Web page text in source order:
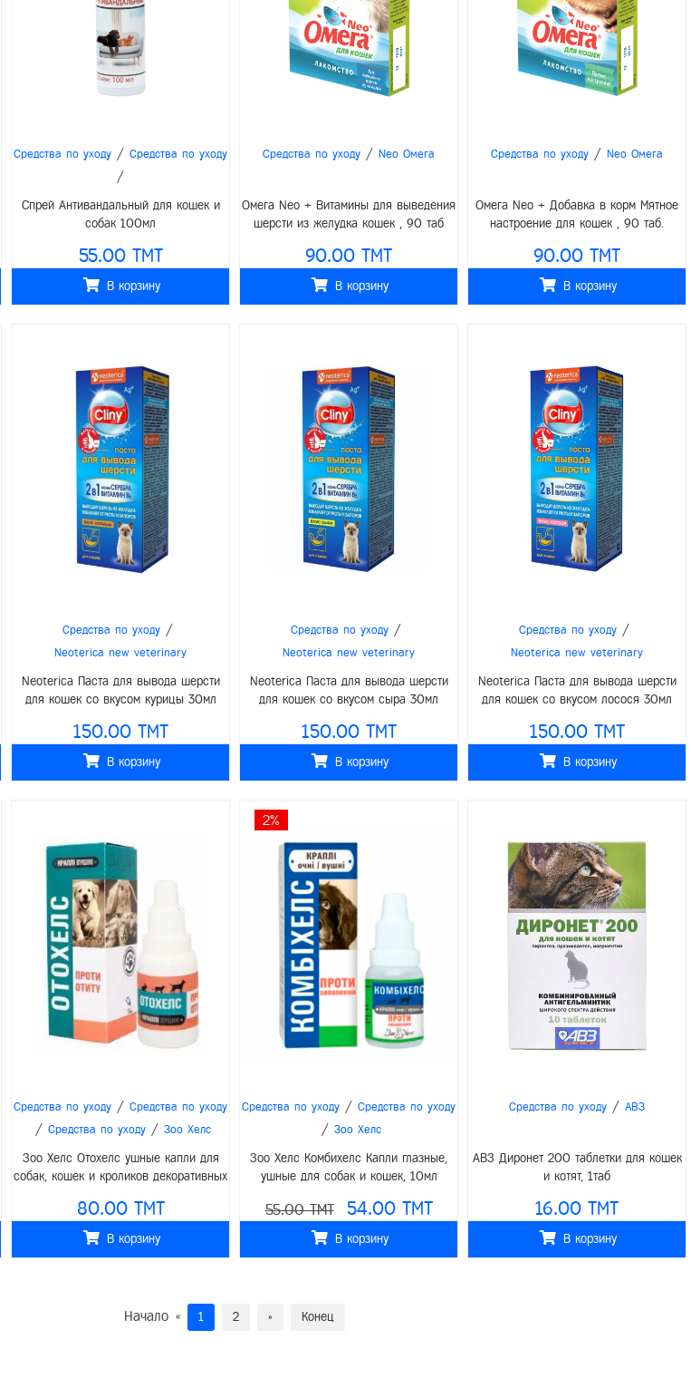
Средства по уходу / Средства по уходу
/
Спрей Антивандальный для кошек и
собак 100мл
55.00 TMT
В корзину
Средства по уходу / Neo Омега
Омега Neo + Витамины для выведения
шерсти из желудка кошек , 90 таб
90.00 TMT
В корзину
Средства по уходу / Neo Омега
Омега Neo + Добавка в корм Мятное
настроение для кошек , 90 таб.
90.00 TMT
В корзину
Средства по уходу /
Neoterica new veterinary
Neoterica Паста для вывода шерсти
для кошек со вкусом курицы 30мл
150.00 TMT
В корзину
Средства по уходу /
Neoterica new veterinary
Neoterica Паста для вывода шерсти
для кошек со вкусом сыра 30мл
150.00 TMT
В корзину
Средства по уходу /
Neoterica new veterinary
Neoterica Паста для вывода шерсти
для кошек со вкусом лосося 30мл
150.00 TMT
В корзину
Средства по уходу / Средства по уходу
/ Средства по уходу / Зоо Хелс
Зоо Хелс Отохелс ушные капли для
собак, кошек и кроликов декоративных
80.00 TMT
В корзину
2%
Средства по уходу / Средства по уходу
/ Зоо Хелс
Зоо Хелс Комбихелс Капли глазные,
ушные для собак и кошек, 10мл
55.00 TMT 54.00 TMT
В корзину
Средства по уходу / АВЗ
АВЗ Диронет 200 таблетки для кошек
и котят, 1таб
16.00 TMT
В корзину
Начало « 1 2 » Конец